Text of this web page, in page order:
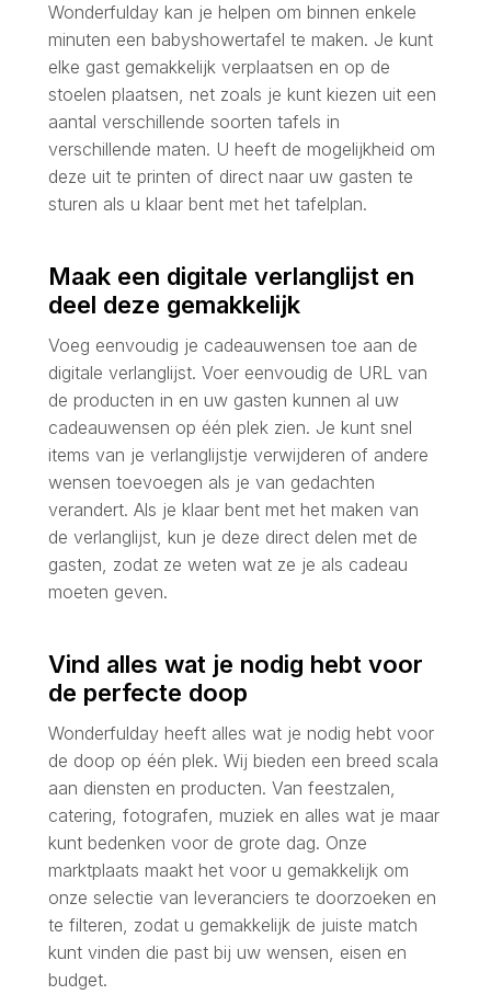
Wonderfulday kan je helpen om binnen enkele
minuten een babyshowertafel te maken. Je kunt
elke gast gemakkelijk verplaatsen en op de
stoelen plaatsen, net zoals je kunt kiezen uit een
aantal verschillende soorten tafels in
verschillende maten. U heeft de mogelijkheid om
deze uit te printen of direct naar uw gasten te
sturen als u klaar bent met het tafelplan.
Maak een digitale verlanglijst en
deel deze gemakkelijk
Voeg eenvoudig je cadeauwensen toe aan de
digitale verlanglijst. Voer eenvoudig de URL van
de producten in en uw gasten kunnen al uw
cadeauwensen op één plek zien. Je kunt snel
items van je verlanglijstje verwijderen of andere
wensen toevoegen als je van gedachten
verandert. Als je klaar bent met het maken van
de verlanglijst, kun je deze direct delen met de
gasten, zodat ze weten wat ze je als cadeau
moeten geven.
Vind alles wat je nodig hebt voor
de perfecte doop
Wonderfulday heeft alles wat je nodig hebt voor
de doop op één plek. Wij bieden een breed scala
aan diensten en producten. Van feestzalen,
catering, fotografen, muziek en alles wat je maar
kunt bedenken voor de grote dag. Onze
marktplaats maakt het voor u gemakkelijk om
onze selectie van leveranciers te doorzoeken en
te filteren, zodat u gemakkelijk de juiste match
kunt vinden die past bij uw wensen, eisen en
budget.